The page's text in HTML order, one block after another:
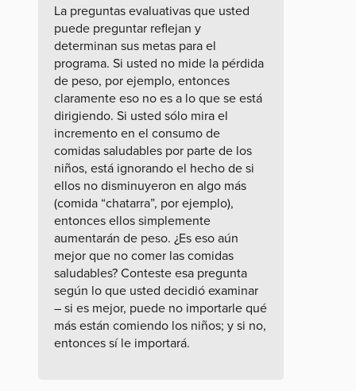
La preguntas evaluativas que usted
puede preguntar reflejan y
determinan sus metas para el
programa. Si usted no mide la pérdida
de peso, por ejemplo, entonces
claramente eso no es a lo que se está
dirigiendo. Si usted sólo mira el
incremento en el consumo de
comidas saludables por parte de los
niños, está ignorando el hecho de si
ellos no disminuyeron en algo más
(comida “chatarra”, por ejemplo),
entonces ellos simplemente
aumentarán de peso. ¿Es eso aún
mejor que no comer las comidas
saludables? Conteste esa pregunta
según lo que usted decidió examinar
– si es mejor, puede no importarle qué
más están comiendo los niños; y si no,
entonces sí le importará.